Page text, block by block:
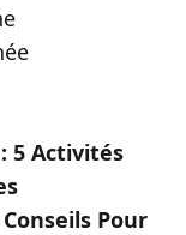
5 Activités
Pour